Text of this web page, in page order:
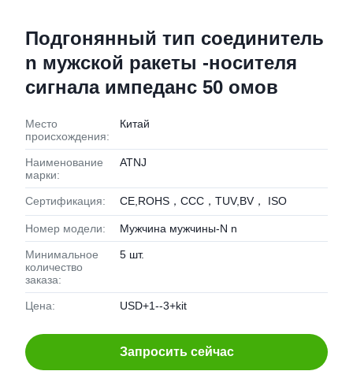
Подгонянный тип соединитель
n мужской ракеты -носителя
сигнала импеданс 50 омов
Место
происхождения:
Китай
Наименование
марки:
ATNJ
Сертификация: CE,ROHS，CCC，TUV,BV， ISO
Номер модели: Мужчина мужчины-N n
Минимальное
количество
заказа:
5 шт.
Цена: USD+1--3+kit
Запросить сейчас